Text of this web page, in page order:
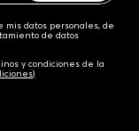
mis datos personales, de
de datos
y condiciones de la